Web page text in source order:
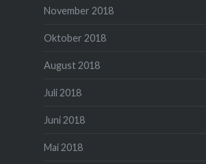
November 2018
Oktober 2018
August 2018
Juli 2018
Juni 2018
Mai 2018